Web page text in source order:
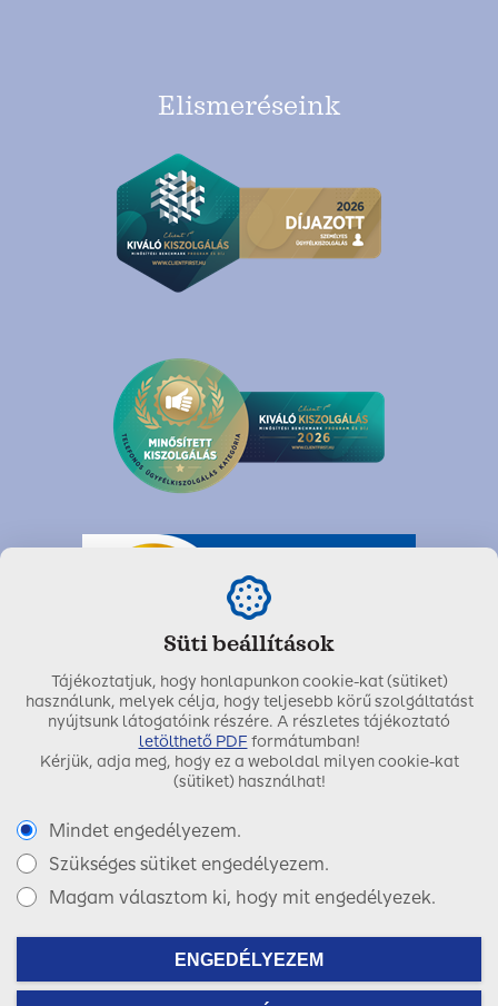
Elismeréseink
Utolsó módosítás dátuma:2021. június 02.
Copyright © 2017 SIGNAL IDUNA Biztosító Zrt.
FacebookLinkedInInstagram
Süti beállítások
Tájékoztatjuk, hogy honlapunkon cookie-kat (sütiket)
használunk, melyek célja, hogy teljesebb körű szolgáltatást
nyújtsunk látogatóink részére. A részletes tájékoztató
letölthető PDF formátumban!
Kérjük, adja meg, hogy ez a weboldal milyen cookie-kat
(sütiket) használhat!
Mindet engedélyezem.
Szükséges sütiket engedélyezem.
Magam választom ki, hogy mit engedélyezek.
ENGEDÉLYEZEM